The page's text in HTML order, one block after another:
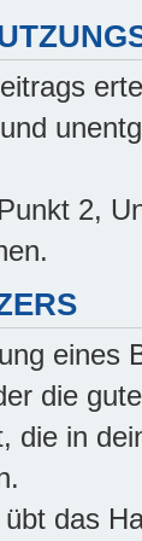
2,
eines
die
die in
das